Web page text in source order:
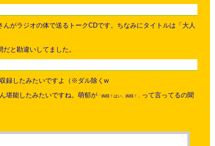
がラジオの体で送るトークCDです。ちなみにタイトルは「大人
と勘違いしてました。
録したみたいですよ（※ダル除くw
堪能したみたいですね。萌郁が 「綯様！はい、綯様！」
って言ってるの聞